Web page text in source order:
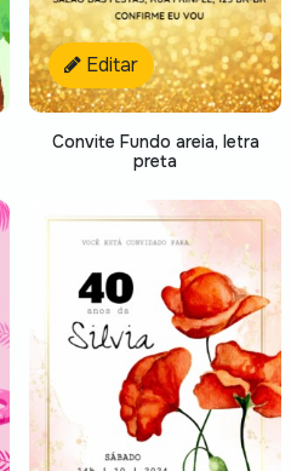
Editar
Convite Fundo areia, letra
preta